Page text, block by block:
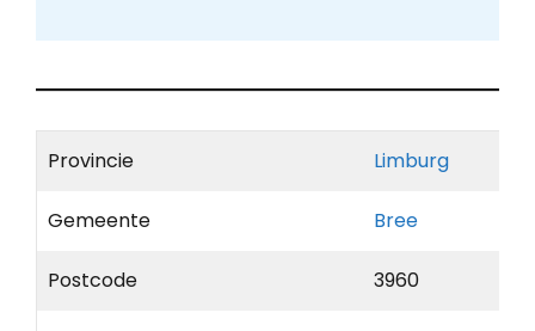
Provincie Limburg
Gemeente Bree
Postcode 3960